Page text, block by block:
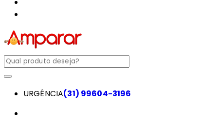
URGÊNCIA(31) 99604-3196